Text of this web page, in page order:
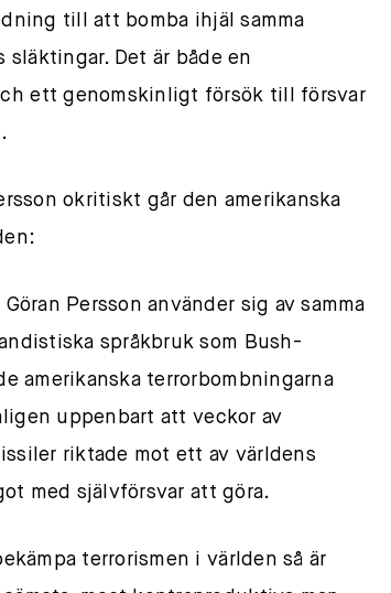
till att bomba ihjäl samma
släktingar. Det är både en
ett genomskinligt försök till försvar
okritiskt går den amerikanska
Persson använder sig av samma
språkbruk som Bush-
amerikanska terrorbombningarna
uppenbart att veckor av
riktade mot ett av världens
med självförsvar att göra.
terrorismen i världen så är